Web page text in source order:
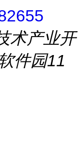
术产业开
件园11